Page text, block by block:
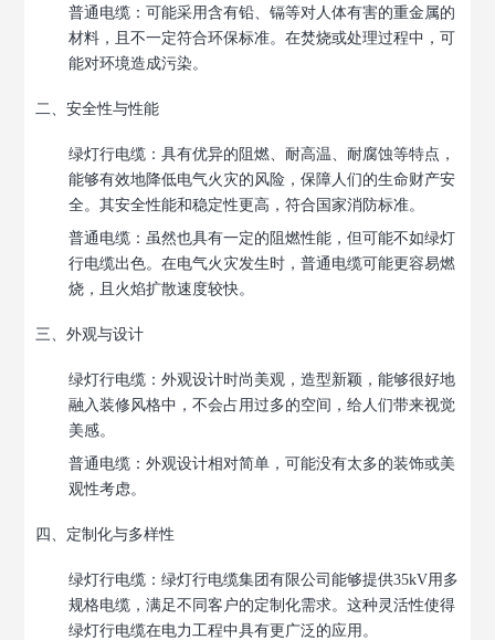
普通电缆 ：可能采用含有铅、镉等对人体有害的重金属的
材料，且不一定符合环保标准。在焚烧或处理过程中，可
能对环境造成污染。
二、安全性与性能
绿灯行电缆 ：具有优异的阻燃、耐高温、耐腐蚀等特点，
能够有效地降低电气火灾的风险，保障人们的生命财产安
全。其安全性能和稳定性更高，符合国家消防标准。
普通电缆 ：虽然也具有一定的阻燃性能，但可能不如绿灯
行电缆出色。在电气火灾发生时，普通电缆可能更容易燃
烧，且火焰扩散速度较快。
三、外观与设计
绿灯行电缆 ：外观设计时尚美观，造型新颖，能够很好地
融入装修风格中，不会占用过多的空间，给人们带来视觉
美感。
普通电缆 ：外观设计相对简单，可能没有太多的装饰或美
观性考虑。
四、定制化与多样性
绿灯行电缆 ：绿灯行电缆集团有限公司能够提供35kV用多
规格电缆，满足不同客户的定制化需求。这种灵活性使得
绿灯行电缆在电力工程中具有更广泛的应用。